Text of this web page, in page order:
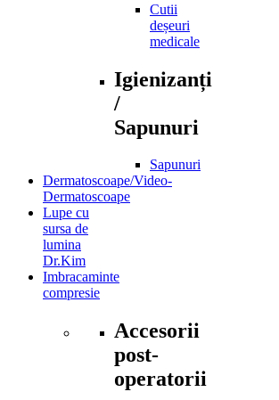
Cutii
deșeuri
medicale
Igienizanți
/
Sapunuri
Sapunuri
Dermatoscoape/Video-
Dermatoscoape
Lupe cu
sursa de
lumina
Dr.Kim
Imbracaminte
compresie
Accesorii
post-
operatorii